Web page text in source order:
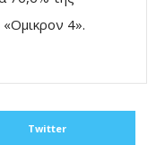
4».
Twitter